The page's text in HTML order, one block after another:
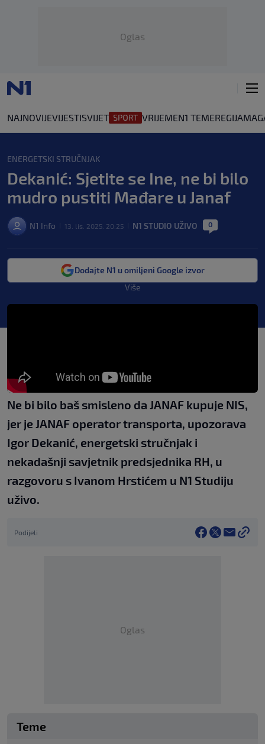
Oglas
NAJNOVIJEVIJESTISVIJET VRIJEMEN1 TEMEREGIJA
ENERGETSKI STRUČNJAK
Dekanić: Sjetite se Ine, ne bi bilo
mudro pustiti Mađare u Janaf
N1 Info 13. lis. 2025. 20:25 N1 STUDIO UŽIVO 0
Dodajte N1 u omiljeni Google izvor
Više
Ne bi bilo baš smisleno da JANAF kupuje NIS,
jer je JANAF operator transporta, upozorava
Igor Dekanić, energetski stručnjak i
nekadašnji savjetnik predsjednika RH, u
razgovoru s Ivanom Hrstićem u N1 Studiju
uživo.
Podijeli
Oglas
Teme